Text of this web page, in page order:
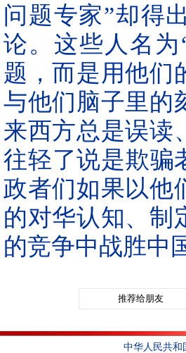
问题专家”却得
论。这些人名
题，而是用他们
与他们脑子里的
来西方总是误读
往轻了说是欺骗
政者们如果以他
的对华认知、制
的竞争中战胜中
推荐给朋友
中华人民共